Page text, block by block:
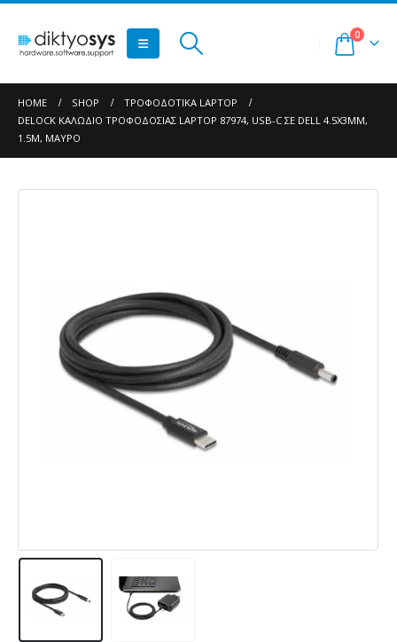
0
HOME SHOP
ΤΡΟΦΟΔΟΤΙΚΆ LAPTOP
DELOCK ΚΑΛΏΔΙΟ ΤΡΟΦΟΔΟΣΊΑΣ LAPTOP 87974, USB-C ΣΕ DELL 4.5X3MM,
1.5M, ΜΑΎΡΟ